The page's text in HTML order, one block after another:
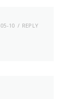
10 REPLY